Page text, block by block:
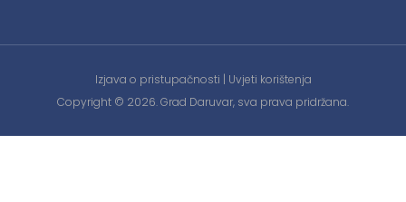
Izjava o pristupačnosti | Uvjeti korištenja
Copyright © 2026. Grad Daruvar, sva prava pridržana.